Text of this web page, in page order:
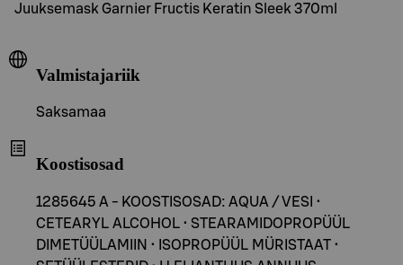
Juuksemask Garnier Fructis Keratin Sleek 370ml
Valmistajariik
Saksamaa
Koostisosad
1285645 A - KOOSTISOSAD: AQUA / VESI •
CETEARYL ALCOHOL • STEARAMIDOPROPÜÜL
DIMETÜÜLAMIIN • ISOPROPÜÜL MÜRISTAAT •